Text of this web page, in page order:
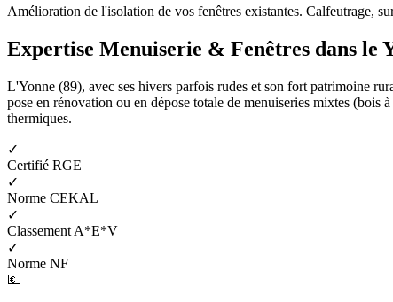
Amélioration de l'isolation de vos fenêtres existantes. Calfeutrage,
Expertise Menuiserie & Fenêtres dans le
L'Yonne (89), avec ses hivers parfois rudes et son fort patrimoine
pose en rénovation ou en dépose totale de menuiseries mixtes
thermiques.
✓
Certifié RGE
✓
Norme CEKAL
✓
Classement A*E*V
✓
Norme NF
💶